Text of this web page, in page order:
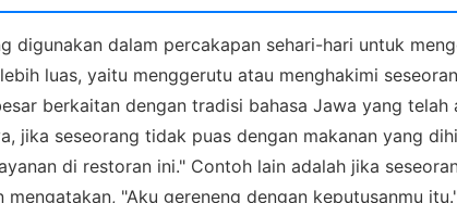
digunakan dalam percakapan sehari-hari untuk
luas, yaitu menggerutu atau menghakimi
berkaitan dengan tradisi bahasa Jawa yang
jika seseorang tidak puas dengan makanan yang
di restoran ini." Contoh lain adalah jika
mengatakan, "Aku gereneng dengan keputusanmu